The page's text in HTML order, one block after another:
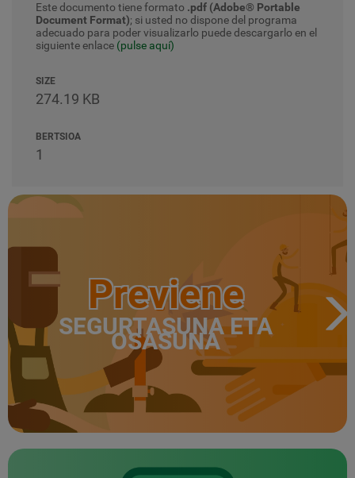
Este documento tiene formato .pdf (Adobe® Portable
Document Format); si usted no dispone del programa
adecuado para poder visualizarlo puede descargarlo en el
siguiente enlace (pulse aquí)
SIZE
274.19 KB
BERTSIOA
1
Previene
SEGURTASUNA ETA
OSASUNA